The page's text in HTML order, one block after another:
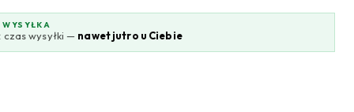
czas wysyłki — nawet jutro u Ciebie